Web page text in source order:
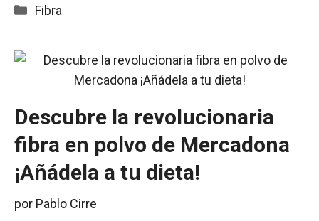
Categorías
Fibra
Descubre la revolucionaria
fibra en polvo de Mercadona
¡Añádela a tu dieta!
por Pablo Cirre